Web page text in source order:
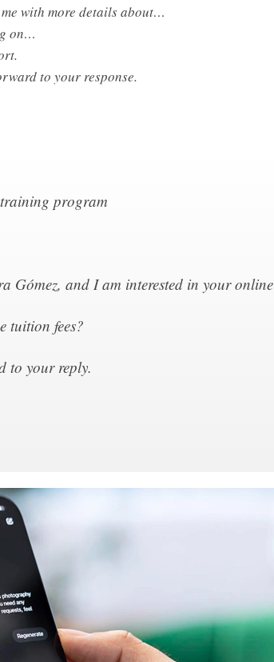
with more details about…
on…
to your response.
program
Gómez, and I am interested in your online
tuition fees?
to your reply.